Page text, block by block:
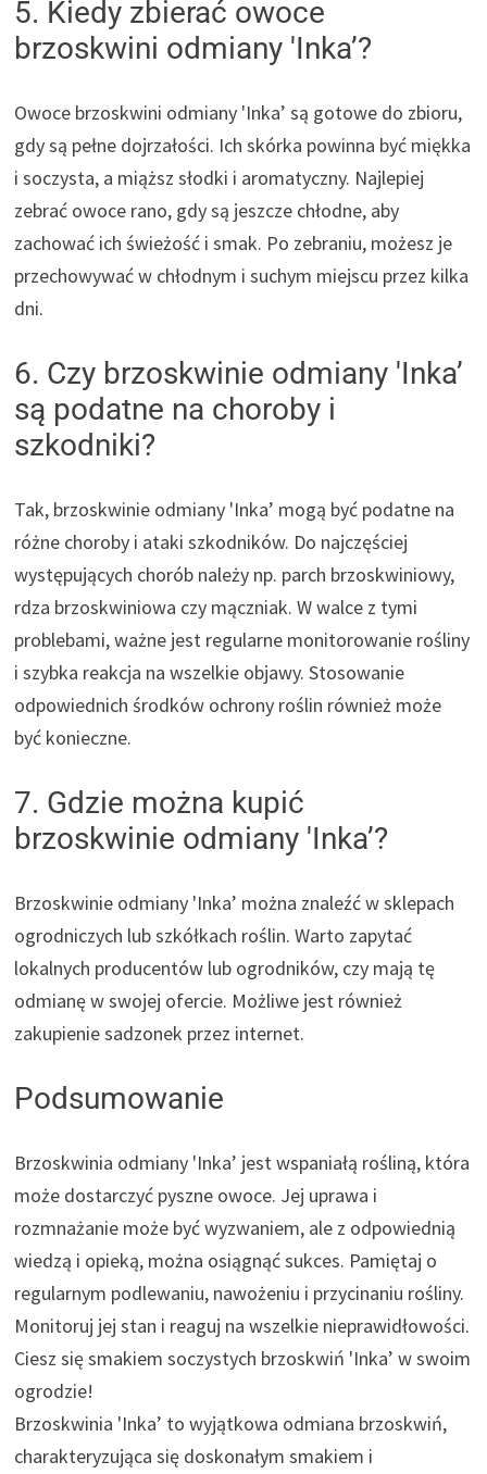
5. Kiedy zbierać owoce
brzoskwini odmiany 'Inka’?
Owoce brzoskwini odmiany 'Inka’ są gotowe do zbioru,
gdy są pełne dojrzałości. Ich skórka powinna być miękka
i soczysta, a miąższ słodki i aromatyczny. Najlepiej
zebrać owoce rano, gdy są jeszcze chłodne, aby
zachować ich świeżość i smak. Po zebraniu, możesz je
przechowywać w chłodnym i suchym miejscu przez kilka
dni.
6. Czy brzoskwinie odmiany 'Inka’
są podatne na choroby i
szkodniki?
Tak, brzoskwinie odmiany 'Inka’ mogą być podatne na
różne choroby i ataki szkodników. Do najczęściej
występujących chorób należy np. parch brzoskwiniowy,
rdza brzoskwiniowa czy mączniak. W walce z tymi
problebami, ważne jest regularne monitorowanie rośliny
i szybka reakcja na wszelkie objawy. Stosowanie
odpowiednich środków ochrony roślin również może
być konieczne.
7. Gdzie można kupić
brzoskwinie odmiany 'Inka’?
Brzoskwinie odmiany 'Inka’ można znaleźć w sklepach
ogrodniczych lub szkółkach roślin. Warto zapytać
lokalnych producentów lub ogrodników, czy mają tę
odmianę w swojej ofercie. Możliwe jest również
zakupienie sadzonek przez internet.
Podsumowanie
Brzoskwinia odmiany 'Inka’ jest wspaniałą rośliną, która
może dostarczyć pyszne owoce. Jej uprawa i
rozmnażanie może być wyzwaniem, ale z odpowiednią
wiedzą i opieką, można osiągnąć sukces. Pamiętaj o
regularnym podlewaniu, nawożeniu i przycinaniu rośliny.
Monitoruj jej stan i reaguj na wszelkie nieprawidłowości.
Ciesz się smakiem soczystych brzoskwiń 'Inka’ w swoim
ogrodzie!
Brzoskwinia 'Inka’ to wyjątkowa odmiana brzoskwiń,
charakteryzująca się doskonałym smakiem i